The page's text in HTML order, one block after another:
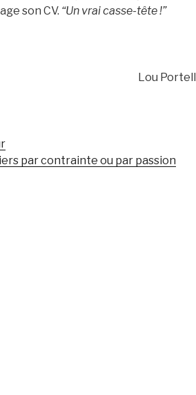
son CV. “Un vrai casse-tête !”
Lou
par contrainte ou par passion